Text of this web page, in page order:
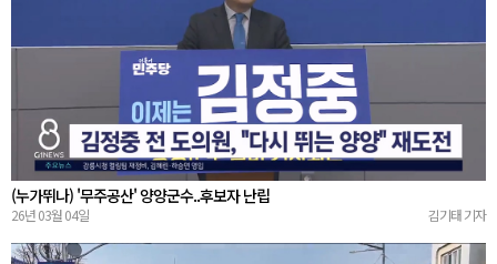
(누가뛰나) '무주공산' 양양군수..후보자 난립
26년 03월 04일 김기태 기자